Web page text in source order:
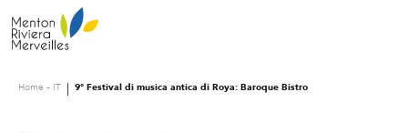
au
contenu
Home – IT 9° Festival di musica antica di Roya: Baroque Bistro